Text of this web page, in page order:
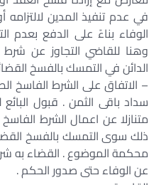
في عدم تنفيذ المدين
الوفاء بناءً على الدفع بعدم
وهنا للقاضي التجاوز عن
الدائن في التمسك بالفسخ
– الاتفاق على الشرط الفاسخ
سداد باقى الثمن . قبول البائع
متنازلا عن اعمال الشرط
ذلك سوى التمسك بالفسخ
محكمة الموضوع . القضاء به
عن الوفاء حتى صدور الحكم .